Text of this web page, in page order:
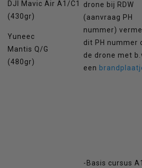
DJI Mavic Air
(430gr)
Yuneec
Mantis Q/G
(480gr)
A1/C1
drone bij RDW
(aanvraag PH
nummer)
dit PH nummer
de drone met
een
-Basis cursus